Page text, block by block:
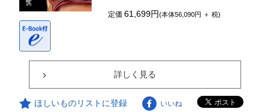
定価61,699円(本体56,090円 ＋ 税)
詳しく見る
ほしいものリストに登録 いいね